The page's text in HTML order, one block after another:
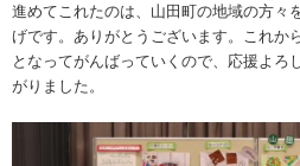
進めてこれたのは、山田町の地域の方々
げです。ありがとうございます。これか
となってがんばっていくので、応援よろ
がりました。